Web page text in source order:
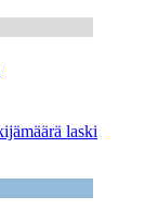
laski